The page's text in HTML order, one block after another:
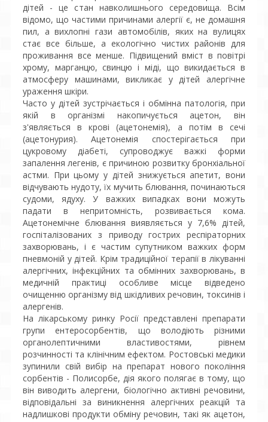
дітей - це стан навколишнього середовища. Всім
відомо, що частими причинами алергії є, не домашня
пил, а вихлопні гази автомобілів, яких на вулицях
стає все більше, а екологічно чистих районів для
проживання все менше. Підвищений вміст в повітрі
хрому, марганцю, свинцю і міді, що викидається в
атмосферу машинами, викликає у дітей алергічне
ураження шкіри.
Часто у дітей зустрічається і обмінна патологія, при
якій в організмі накопичується ацетон, він
з'являється в крові (ацетонемія), а потім в сечі
(ацетонурия). Ацетонемія спостерігається при
цукровому діабеті, супроводжує важкі форми
запалення легенів, є причиною розвитку бронхіальної
астми. При цьому у дітей знижується апетит, вони
відчувають нудоту, їх мучить блювання, починаються
судоми, ядуху. У важких випадках вони можуть
падати в непритомність, розвивається кома.
Ацетонемічне блювання виявляється у 7,6% дітей,
госпіталізованих з приводу гострих респіраторних
захворювань, і є частим супутником важких форм
пневмоній у дітей. Крім традиційної терапії в лікуванні
алергічних, інфекційних та обмінних захворювань, в
медичній практиці особливе місце відведено
очищенню організму від шкідливих речовин, токсинів і
алергенів.
На лікарському ринку Росії представлені препарати
групи ентеросорбентів, що володіють різними
органолептичними властивостями, рівнем
розчинності та клінічним ефектом. Ростовські медики
зупинили свій вибір на препарат нового покоління
сорбентів - Полисорбе, дія якого полягає в тому, що
він виводить алергени, біологічно активні речовини,
відповідальні за виникнення алергічних реакцій та
надлишкові продукти обміну речовин, такі як ацетон,